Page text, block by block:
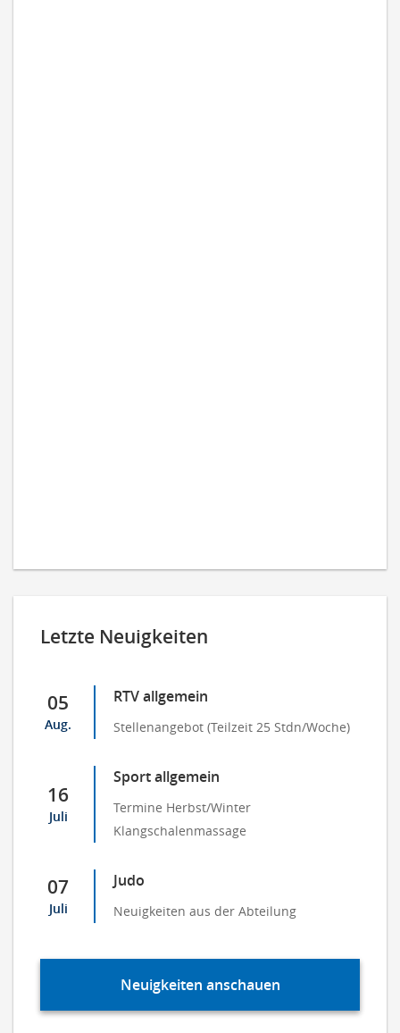
Letzte Neuigkeiten
05
Aug.
RTV allgemein
Stellenangebot (Teilzeit 25 Stdn/Woche)
16
Juli
Sport allgemein
Termine Herbst/Winter
Klangschalenmassage
07
Juli
Judo
Neuigkeiten aus der Abteilung
Neuigkeiten anschauen